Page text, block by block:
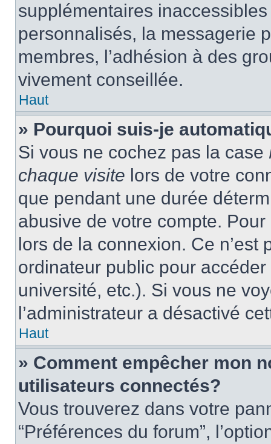
supplémentaires
personnalisés, la messagerie
membres, l’adhésion à des
vivement conseillée.
Haut
» Pourquoi suis-je
Si vous ne cochez pas la case
chaque visite lors de votre
que pendant une durée
abusive de votre compte.
lors de la connexion. Ce
ordinateur public pour
université, etc.). Si vous ne
l’administrateur a désactivé
Haut
» Comment empêcher mon
utilisateurs connectés?
Vous trouverez dans votre
“Préférences du forum”,